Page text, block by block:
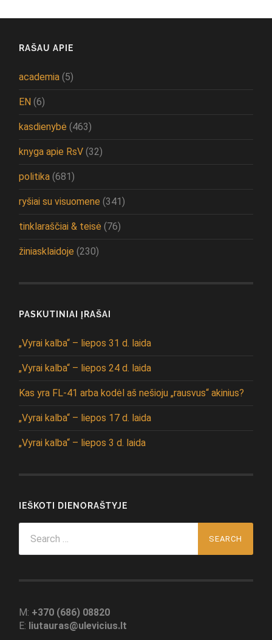
RAŠAU APIE
academia (5)
EN (6)
kasdienybė (463)
knyga apie RsV (32)
politika (681)
ryšiai su visuomene (341)
tinklaraščiai & teisė (76)
žiniasklaidoje (230)
PASKUTINIAI ĮRAŠAI
„Vyrai kalba“ – liepos 31 d. laida
„Vyrai kalba“ – liepos 24 d. laida
Kas yra FL-41 arba kodėl aš nešioju „rausvus“ akinius?
„Vyrai kalba“ – liepos 17 d. laida
„Vyrai kalba“ – liepos 3 d. laida
IEŠKOTI DIENORAŠTYJE
for:
M: +370 (686) 08820
E: liutauras@ulevicius.lt